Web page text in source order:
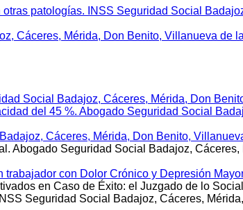
patologías. INSS Seguridad Social
Cáceres, Mérida, Don Benito, Villanueva de
Social Badajoz, Cáceres, Mérida, Don
del 45 %. Abogado Seguridad Social
Cáceres, Mérida, Don Benito,
Abogado Seguridad Social Badajoz, Cáceres,
con Dolor Crónico y Depresión
en Caso de Éxito: el Juzgado de lo
Seguridad Social Badajoz, Cáceres,